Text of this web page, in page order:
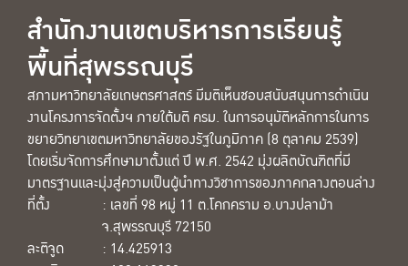
สำนักงานเขตบริหารการเรียนรู้
พื้นที่สุพรรณบุรี
สภามหาวิทยาลัยเกษตรศาสตร์ มีมติเห็นชอบสนับสนุนการดำเนิน
งานโครงการจัดตั้งฯ ภายใต้มติ ครม. ในการอนุมัติหลักการในการ
ขยายวิทยาเขตมหาวิทยาลัยของรัฐในภูมิภาค (8 ตุลาคม 2539)
โดยเริ่มจัดการศึกษามาตั้งแต่ ปี พ.ศ. 2542 มุ่งผลิตบัณฑิตที่มี
มาตรฐานและมุ่งสู่ความเป็นผู้นำทางวิชาการของภาคกลางตอนล่าง
ที่ตั้ง
: เลขที่ 98 หมู่ 11 ต.โคกคราม อ.บางปลาม้า
จ.สุพรรณบุรี 72150
ละติจูด
: 14.425913